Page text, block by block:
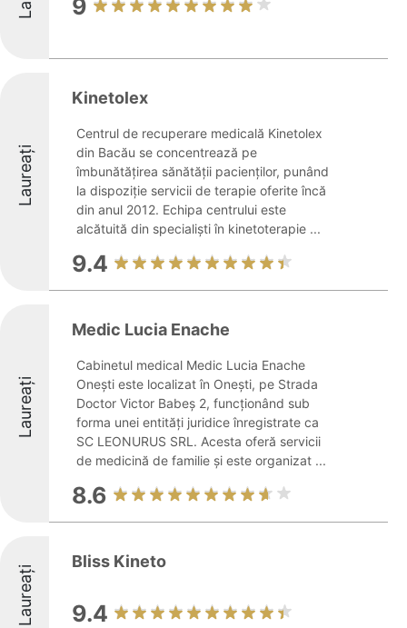
9
Laureați
Kinetolex
Centrul de recuperare medicală Kinetolex
din Bacău se concentrează pe
îmbunătățirea sănătății pacienților, punând
la dispoziție servicii de terapie oferite încă
din anul 2012. Echipa centrului este
alcătuită din specialiști în kinetoterapie ...
9.4
Laureați
Medic Lucia Enache
Cabinetul medical Medic Lucia Enache
Onești este localizat în Onești, pe Strada
Doctor Victor Babeș 2, funcționând sub
forma unei entități juridice înregistrate ca
SC LEONURUS SRL. Acesta oferă servicii
de medicină de familie și este organizat ...
8.6
Laureați
Bliss Kineto
9.4